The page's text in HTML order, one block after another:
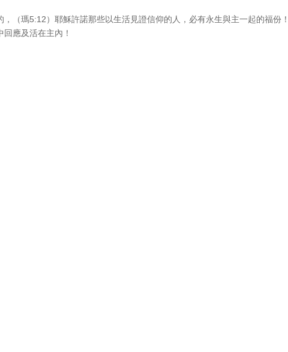
（瑪5:12）耶穌許諾那些以生活見證信仰的人，必有永生與主一起的福份！
應及活在主內！